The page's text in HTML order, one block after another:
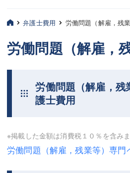
酒井 博之
桶川 聡
吉元 優仁
酒井 博之
桶川 聡
吉元 優仁
弁護士費用 労働問題（解雇，残業
労働問題（解雇，
労働問題（解雇，残
護士費用
※掲載した金額は消費税１０％を含みま
労働問題（解雇，残業等）専門